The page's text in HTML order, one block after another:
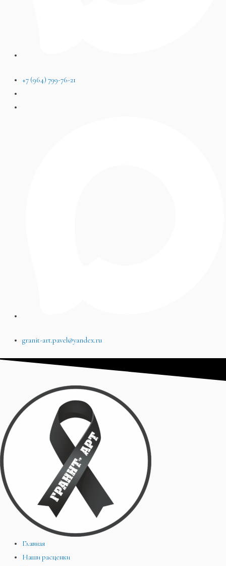
+7 (964) 799-76-21
granit-art.pavel@yandex.ru
Главная
Наши расценки